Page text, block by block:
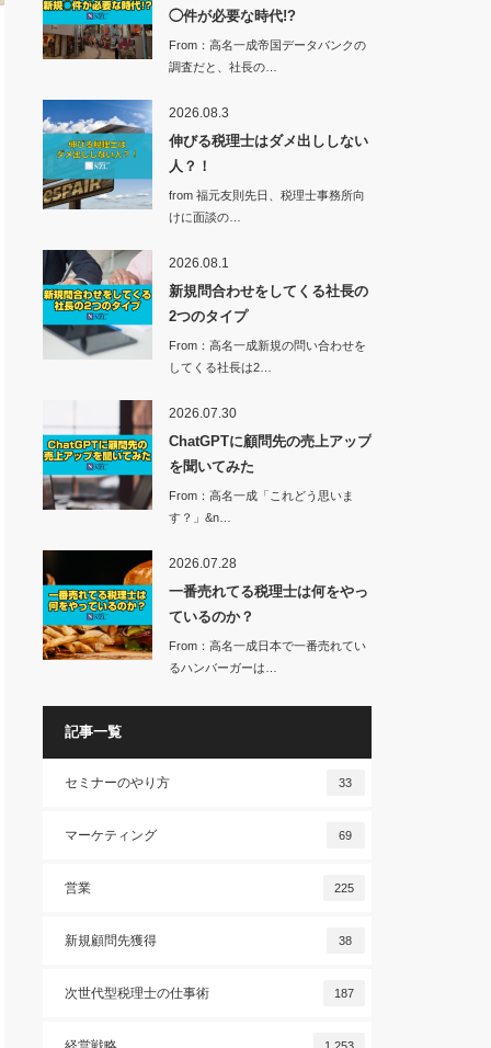
◯件が必要な時代!?
From：高名一成帝国データバンクの
調査だと、社長の…
2026.08.3
伸びる税理士はダメ出ししない
人？！
from 福元友則先日、税理士事務所向
けに面談の…
2026.08.1
新規問合わせをしてくる社長の
2つのタイプ
From：高名一成新規の問い合わせを
してくる社長は2…
2026.07.30
ChatGPTに顧問先の売上アップ
を聞いてみた
From：高名一成「これどう思いま
す？」&n…
2026.07.28
一番売れてる税理士は何をやっ
ているのか？
From：高名一成日本で一番売れてい
るハンバーガーは…
記事一覧
セミナーのやり方 33
マーケティング 69
営業 225
新規顧問先獲得 38
次世代型税理士の仕事術 187
1,253